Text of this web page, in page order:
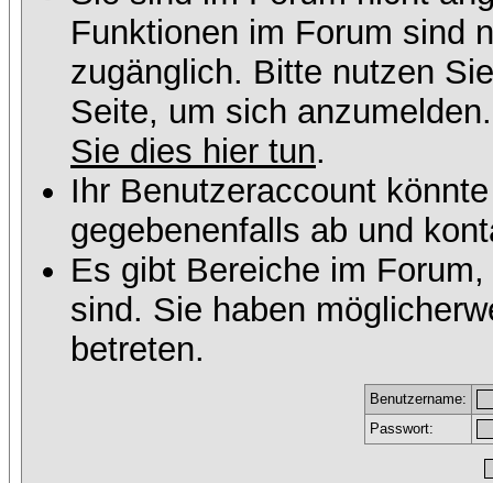
Funktionen im Forum sind
zugänglich. Bitte nutzen
Seite, um sich
Sie dies hier tun.
Ihr Benutzeraccount
gegebenenfalls ab und
Es gibt Bereiche im
sind. Sie haben
betreten.
Benutzername:
Passwort: